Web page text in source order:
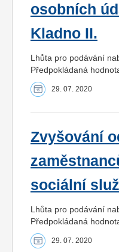
osobních
Kladno II.
Lhůta pro podávání
Předpokládaná
29. 07. 2020
Zvyšování
sociální
Lhůta pro podávání
Předpokládaná
29. 07. 2020